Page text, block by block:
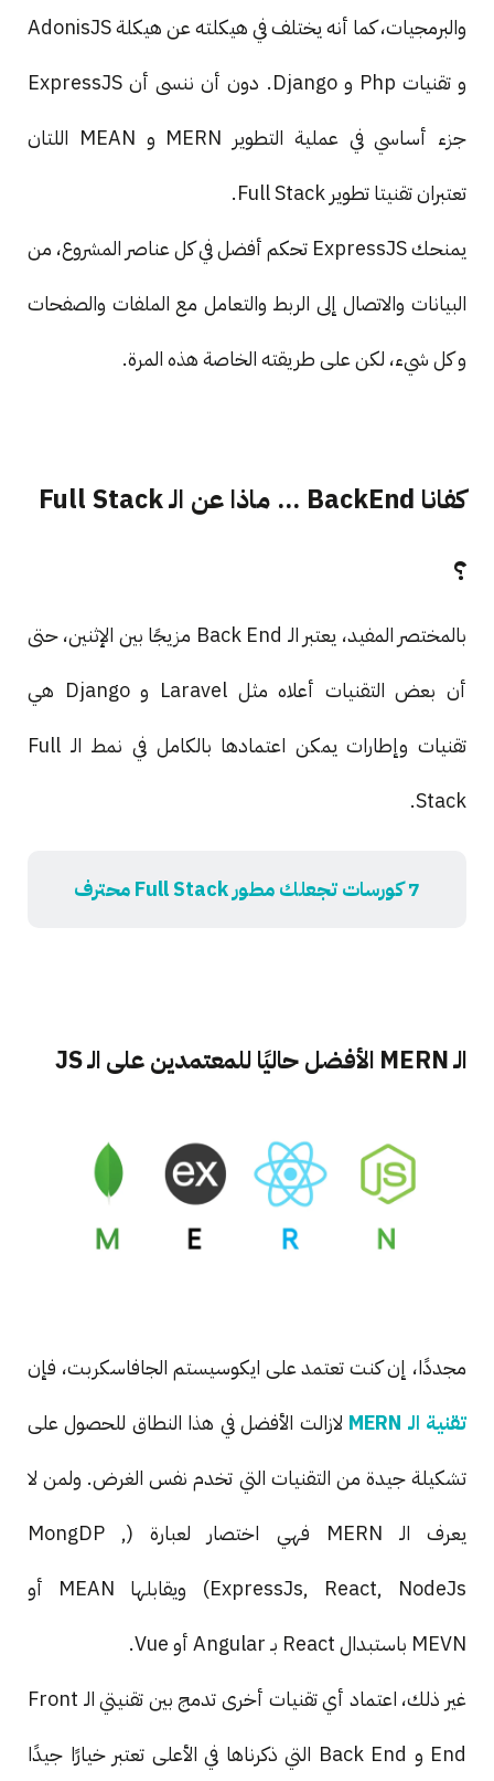
والبرمجيات، كما أنه يختلف في هيكلته عن هيكلة AdonisJS
و تقنيات Php و Django. دون أن ننسى أن ExpressJS
جزء أساسي في عملية التطوير MERN و MEAN اللتان
تعتبران تقنيتا تطوير Full Stack.
يمنحك ExpressJS تحكم أفضل في كل عناصر المشروع، من
البيانات والاتصال إلى الربط والتعامل مع الملفات والصفحات
و كل شيء، لكن على طريقته الخاصة هذه المرة.
كفانا BackEnd … ماذا عن الـ Full Stack
؟
بالمختصر المفيد، يعتبر الـ Back End مزيجًا بين الإثنين، حتى
أن بعض التقنيات أعلاه مثل Laravel و Django هي
تقنيات وإطارات يمكن اعتمادها بالكامل في نمط الـ Full
Stack.
7 كورسات تجعلك مطور Full Stack محترف
الـ MERN الأفضل حاليًا للمعتمدين على الـ JS
مجددًا، إن كنت تعتمد على ايكوسيستم الجافاسكربت، فإن
تقنية الـ MERN
لازالت الأفضل في هذا النطاق للحصول على
تشكيلة جيدة من التقنيات التي تخدم نفس الغرض. ولمن لا
يعرف الـ MERN فهي اختصار لعبارة (MongDP ,
ExpressJs, React, NodeJs) ويقابلها MEAN أو
MEVN باستبدال React بـ Angular أو Vue.
غير ذلك، اعتماد أي تقنيات أخرى تدمج بين تقنيتي الـ Front
End و Back End التي ذكرناها في الأعلى تعتبر خيارًا جيدًا